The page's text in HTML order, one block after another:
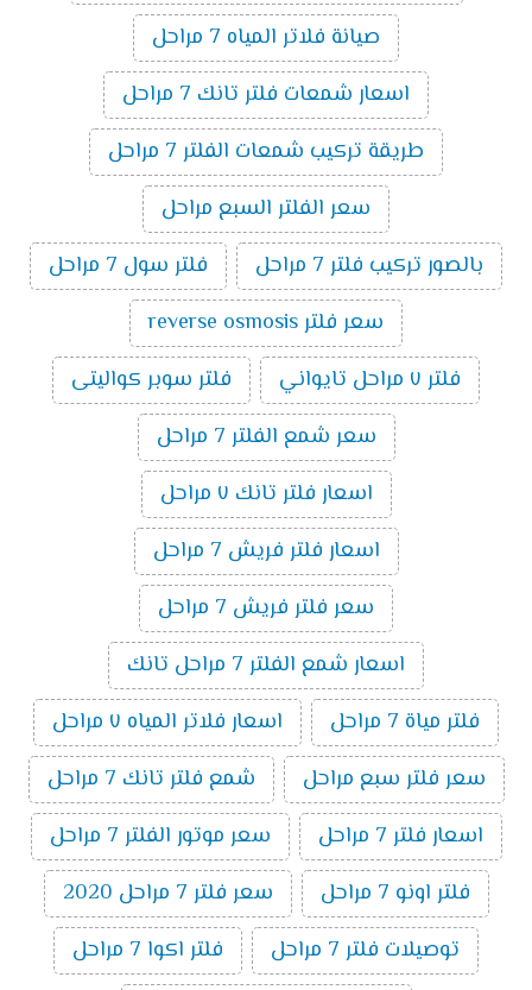
صيانة فلاتر المياه 7 مراحل
اسعار شمعات فلتر تانك 7 مراحل
طريقة تركيب شمعات الفلتر 7 مراحل
سعر الفلتر السبع مراحل
بالصور تركيب فلتر 7 مراحل
فلتر سول 7 مراحل
سعر فلتر reverse osmosis
فلتر ٧ مراحل تايواني
فلتر سوبر كواليتى
سعر شمع الفلتر 7 مراحل
اسعار فلتر تانك ٧ مراحل
اسعار فلتر فريش 7 مراحل
سعر فلتر فريش 7 مراحل
اسعار شمع الفلتر 7 مراحل تانك
فلتر مياة 7 مراحل
اسعار فلاتر المياه ٧ مراحل
سعر فلتر سبع مراحل
شمع فلتر تانك 7 مراحل
اسعار فلتر 7 مراحل
سعر موتور الفلتر 7 مراحل
فلتر اونو 7 مراحل
سعر فلتر 7 مراحل 2020
توصيلات فلتر 7 مراحل
فلتر اكوا 7 مراحل